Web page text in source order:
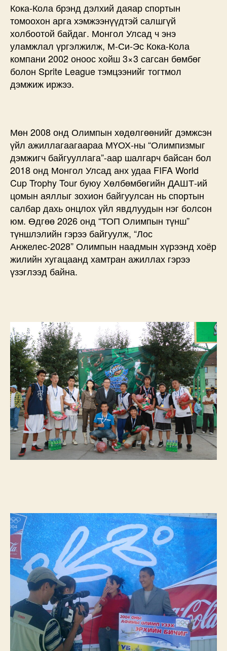
Кока-Кола брэнд дэлхий даяар спортын
томоохон арга хэмжээнүүдтэй салшгүй
холбоотой байдаг. Монгол Улсад ч энэ
уламжлал үргэлжилж, М-Си-Эс Кока-Кола
компани 2002 оноос хойш 3×3 сагсан бөмбөг
болон Sprite League тэмцээнийг тогтмол
дэмжиж иржээ.
Мөн 2008 онд Олимпын хөдөлгөөнийг дэмжсэн
үйл ажиллагаагаараа МҮОХ-ны “Олимпизмыг
дэмжигч байгууллага”-аар шалгарч байсан бол
2018 онд Монгол Улсад анх удаа FIFA World
Cup Trophy Tour буюу Хөлбөмбөгийн ДАШТ-ий
цомын аяллыг зохион байгуулсан нь спортын
салбар дахь онцлох үйл явдлуудын нэг болсон
юм. Өдгөө 2026 онд “ТОП Олимпын түнш”
түншлэлийн гэрээ байгуулж, “Лос
Анжелес-2028” Олимпын наадмын хүрээнд хоёр
жилийн хугацаанд хамтран ажиллах гэрээ
үзэглээд байна.